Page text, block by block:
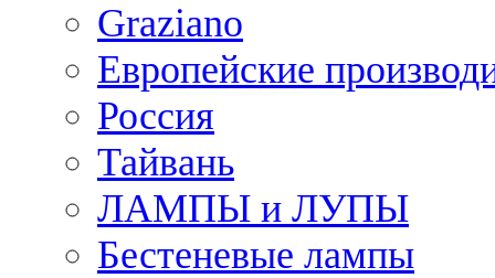
Graziano
Европейские
Россия
Тайвань
ЛАМПЫ и ЛУПЫ
Бестеневые лампы